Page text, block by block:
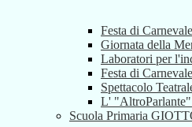
Festa di
Giornata della
Laboratori per
Festa di
Spettacolo
L' "AltroParlante"
Scuola Primaria